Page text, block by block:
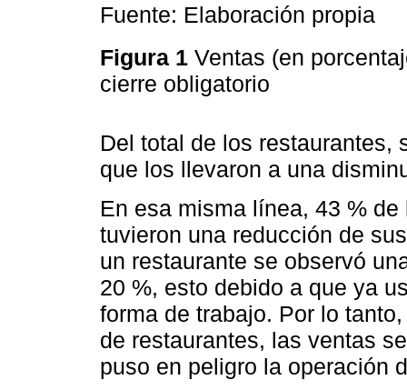
Fuente: Elaboración propia
Figura 1 Ventas (en
cierre obligatorio
Del total de los restaurantes,
que los llevaron a una
En esa misma línea, 43 %
tuvieron una reducción de
un restaurante se observó
20 %, esto debido a que ya
forma de trabajo. Por lo
de restaurantes, las ventas
puso en peligro la operación